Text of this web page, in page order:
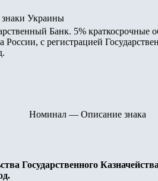
Украины
Банк. 5% краткосрочные
России, с регистрацией
Номинал — Описание знака
Государственного